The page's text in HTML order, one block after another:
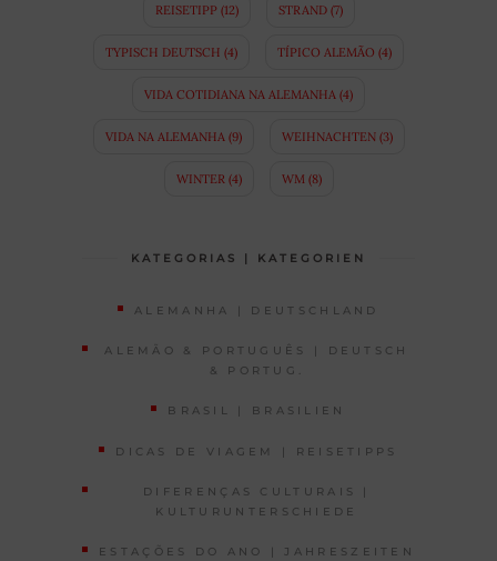
REISETIPP(12) STRAND(7)
TYPISCH DEUTSCH (4) TÍPICO ALEMÃO (4)
VIDA COTIDIANA NA ALEMANHA (4)
VIDA NA ALEMANHA(9) WEIHNACHTEN(3)
WINTER(4) WM(8)
KATEGORIAS | KATEGORIEN
ALEMANHA | DEUTSCHLAND
ALEMÃO & PORTUGUÊS | DEUTSCH
& PORTUG.
BRASIL | BRASILIEN
DICAS DE VIAGEM | REISETIPPS
DIFERENÇAS CULTURAIS |
KULTURUNTERSCHIEDE
ESTAÇÕES DO ANO | JAHRESZEITEN